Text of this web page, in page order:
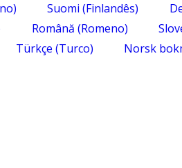
) Suomi (Finlandês)
Română (Romeno)
Türkçe (Turco) Norsk